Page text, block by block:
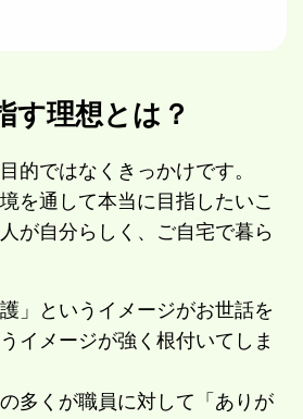
す理想とは？
的ではなくきっかけです。
を通して本当に目指したいこ
が自分らしく、ご自宅で暮ら
」というイメージがお世話を
イメージが強く根付いてしま
多くが職員に対して「ありが